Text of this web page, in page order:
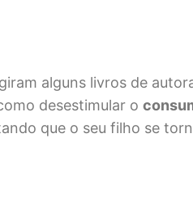
alguns livros de
desestimular o
que o seu filho se